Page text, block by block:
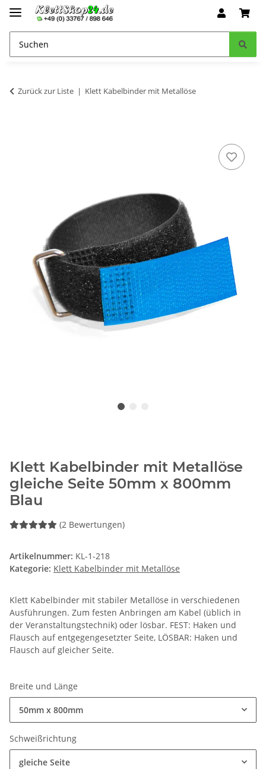
Zurück zur Liste Klett Kabelbinder mit Metallöse
Klett Kabelbinder mit Metallöse
gleiche Seite 50mm x 800mm
Blau
(2 Bewertungen)
Artikelnummer: KL-1-218
Kategorie: Klett Kabelbinder mit Metallöse
Klett Kabelbinder mit stabiler Metallöse in verschiedenen
Ausführungen. Zum festen Anbringen am Kabel (üblich in
der Veranstaltungstechnik) oder lösbar. FEST: Haken und
Flausch auf entgegengesetzter Seite, LÖSBAR: Haken und
Flausch auf gleicher Seite.
Breite und Länge
50mm x 800mm
Schweißrichtung
gleiche Seite